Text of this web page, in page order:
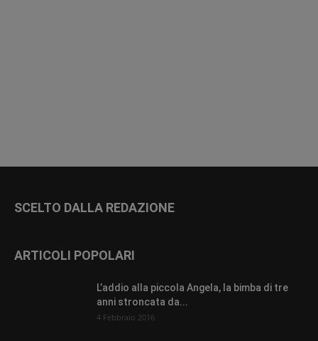
SCELTO DALLA REDAZIONE
ARTICOLI POPOLARI
L’addio alla piccola Angela, la bimba di tre
anni stroncata da...
4 Febbraio 2016